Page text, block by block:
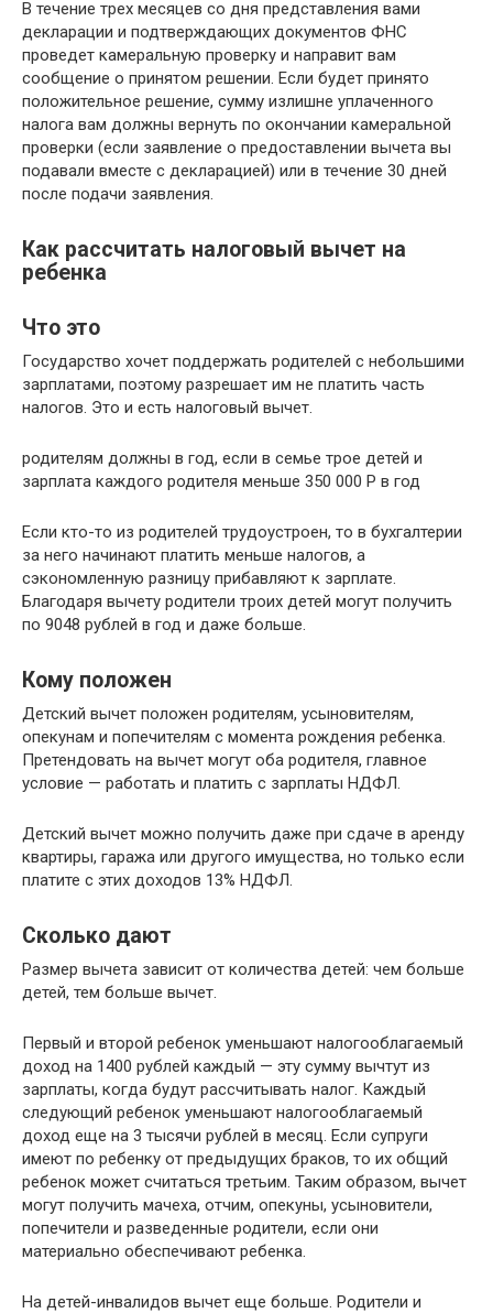
В течение трех месяцев со дня представления вами
декларации и подтверждающих документов ФНС
проведет камеральную проверку и направит вам
сообщение о принятом решении. Если будет принято
положительное решение, сумму излишне уплаченного
налога вам должны вернуть по окончании камеральной
проверки (если заявление о предоставлении вычета вы
подавали вместе с декларацией) или в течение 30 дней
после подачи заявления.
Как рассчитать налоговый вычет на
ребенка
Что это
Государство хочет поддержать родителей с небольшими
зарплатами, поэтому разрешает им не платить часть
налогов. Это и есть налоговый вычет.
родителям должны в год, если в семье трое детей и
зарплата каждого родителя меньше 350 000 Р в год
Если кто-то из родителей трудоустроен, то в бухгалтерии
за него начинают платить меньше налогов, а
сэкономленную разницу прибавляют к зарплате.
Благодаря вычету родители троих детей могут получить
по 9048 рублей в год и даже больше.
Кому положен
Детский вычет положен родителям, усыновителям,
опекунам и попечителям с момента рождения ребенка.
Претендовать на вычет могут оба родителя, главное
условие — работать и платить с зарплаты НДФЛ.
Детский вычет можно получить даже при сдаче в аренду
квартиры, гаража или другого имущества, но только если
платите с этих доходов 13% НДФЛ.
Сколько дают
Размер вычета зависит от количества детей: чем больше
детей, тем больше вычет.
Первый и второй ребенок уменьшают налогооблагаемый
доход на 1400 рублей каждый — эту сумму вычтут из
зарплаты, когда будут рассчитывать налог. Каждый
следующий ребенок уменьшают налогооблагаемый
доход еще на 3 тысячи рублей в месяц. Если супруги
имеют по ребенку от предыдущих браков, то их общий
ребенок может считаться третьим. Таким образом, вычет
могут получить мачеха, отчим, опекуны, усыновители,
попечители и разведенные родители, если они
материально обеспечивают ребенка.
На детей-инвалидов вычет еще больше. Родители и